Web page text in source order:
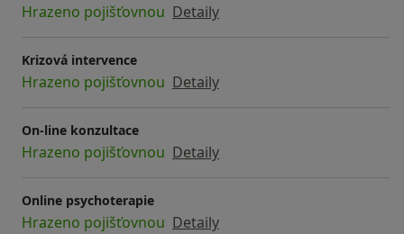
Hrazeno pojišťovnou Detaily
Krizová intervence
Hrazeno pojišťovnou Detaily
On-line konzultace
Hrazeno pojišťovnou Detaily
Online psychoterapie
Hrazeno pojišťovnou Detaily